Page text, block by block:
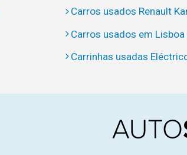
Carros usados Renault
Carros usados em
Carrinhas usadas